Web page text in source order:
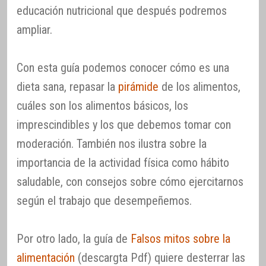
educación nutricional que después podremos
ampliar.
Con esta guía podemos conocer cómo es una
dieta sana, repasar la pirámide de los alimentos,
cuáles son los alimentos básicos, los
imprescindibles y los que debemos tomar con
moderación. También nos ilustra sobre la
importancia de la actividad física como hábito
saludable, con consejos sobre cómo ejercitarnos
según el trabajo que desempeñemos.
Por otro lado, la guía de Falsos mitos sobre la
alimentación (descargta Pdf) quiere desterrar las